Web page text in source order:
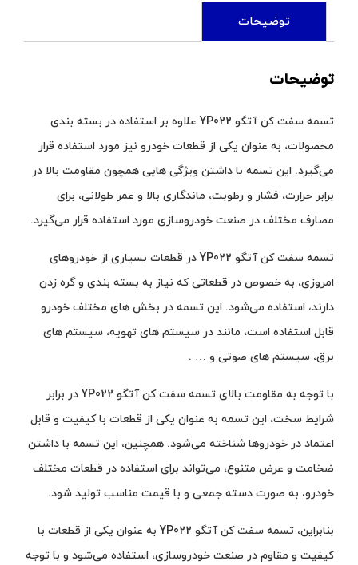
توضیحات
توضیحات
تسمه سفت کن آتگو YP022 علاوه بر استفاده در بسته بندی
محصولات، به عنوان یکی از قطعات خودرو نیز مورد استفاده قرار
می‌گیرد. این تسمه با داشتن ویژگی هایی همچون مقاومت بالا در
برابر حرارت، فشار و رطوبت، ماندگاری بالا و عمر طولانی، برای
مصارف مختلف در صنعت خودروسازی مورد استفاده قرار می‌گیرد.
تسمه سفت کن آتگو YP022 در قطعات بسیاری از خودروهای
امروزی، به خصوص در قطعاتی که نیاز به بسته بندی و گره زدن
دارند، استفاده می‌شود. این تسمه در بخش های مختلف خودرو
قابل استفاده است، مانند در سیستم های تهویه، سیستم های
برق، سیستم های صوتی و … .
با توجه به مقاومت بالای تسمه سفت کن آتگو YP022 در برابر
شرایط سخت، این تسمه به عنوان یکی از قطعات با کیفیت و قابل
اعتماد در خودروها شناخته می‌شود. همچنین، این تسمه با داشتن
ضخامت و عرض متنوع، می‌تواند برای استفاده در قطعات مختلف
خودرو، به صورت دسته جمعی و با قیمت مناسب تولید شود.
بنابراین، تسمه سفت کن آتگو YP022 به عنوان یکی از قطعات با
کیفیت و مقاوم در صنعت خودروسازی، استفاده می‌شود و با توجه